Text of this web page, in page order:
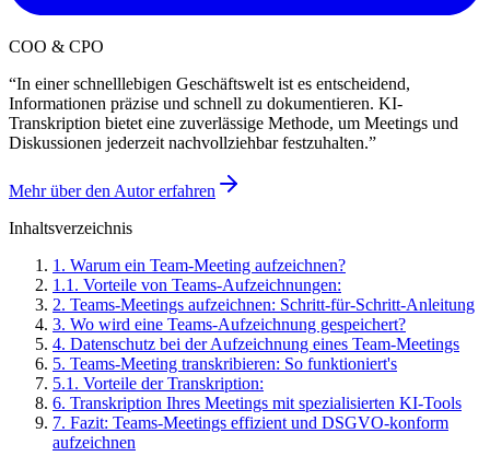
COO & CPO
“In einer schnelllebigen Geschäftswelt ist es entscheidend,
Informationen präzise und schnell zu dokumentieren. KI-
Transkription bietet eine zuverlässige Methode, um Meetings und
Diskussionen jederzeit nachvollziehbar festzuhalten.”
Mehr über den Autor erfahren
Inhaltsverzeichnis
1 . Warum ein Team-Meeting aufzeichnen?
1 .1 . Vorteile von Teams-Aufzeichnungen:
2. Teams-Meetings aufzeichnen: Schritt-für-Schritt-Anleitung
3. Wo wird eine Teams-Aufzeichnung gespeichert?
4. ‍Datenschutz bei der Aufzeichnung eines Team-Meetings
5. Teams-Meeting transkribieren: So funktioniert's
5.1 . Vorteile der Transkription:
6. Transkription Ihres Meetings mit spezialisierten KI-Tools
7. Fazit: Teams-Meetings effizient und DSGVO-konform
aufzeichnen